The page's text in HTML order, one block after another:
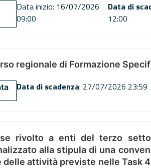
Data inizio: 16/07/2026
09:00
Data di
12:00
regionale di Formazione
Data di scadenza: 27/07/2026 23:59
rivolto a enti del terzo
alla stipula di una
attività previste nelle Task